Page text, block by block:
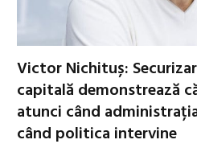
Victor Nichituș:
capitală demonstrează
atunci când
când politica intervine